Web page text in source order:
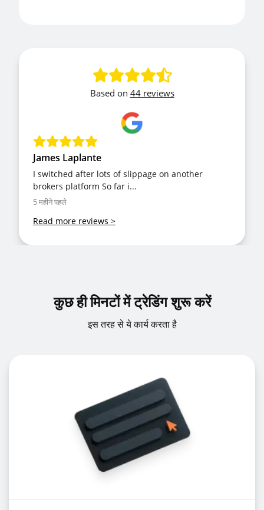
Based on 44 reviews
James Laplante
I switched after lots of slippage on another
brokers platform So far i...
5 महीने पहले
Read more reviews >
कुछ ही मिनटों में ट्रेडिंग शुरू करें
इस तरह से ये कार्य करता है